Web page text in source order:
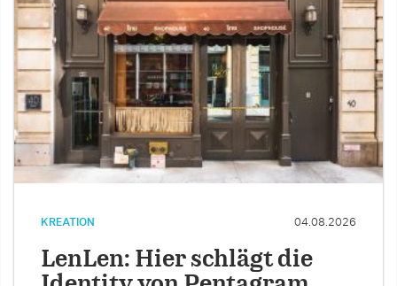
KREATION 04.08.2026
LenLen: Hier schlägt die